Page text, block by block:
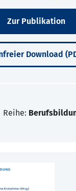
Zur Publikation
Download
Reihe: